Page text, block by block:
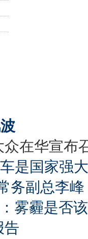
在华宣布
是国家强
务副总李峰
雾霾是否
告